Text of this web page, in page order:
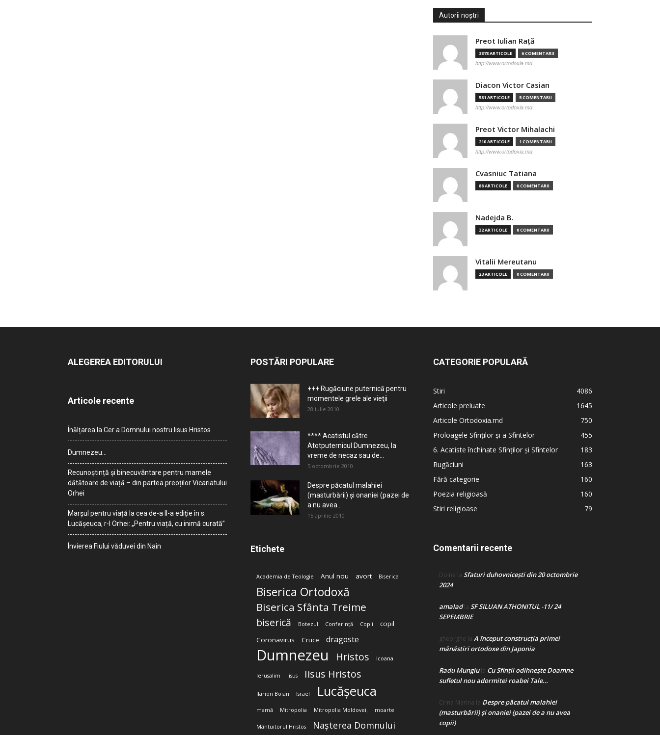
Autorii noștri
Preot Iulian Raţă
3878 ARTICOLE 6 COMENTARII
http://www.ortodoxia.md
Diacon Victor Casian
581 ARTICOLE 5 COMENTARII
http://www.ortodoxia.md
Preot Victor Mihalachi
210 ARTICOLE 1 COMENTARII
http://www.ortodoxia.md
Cvasniuc Tatiana
88 ARTICOLE 0 COMENTARII
Nadejda B.
32 ARTICOLE 0 COMENTARII
Vitalii Mereutanu
23 ARTICOLE 0 COMENTARII
ALEGEREA EDITORULUI
Articole recente
Înălțarea la Cer a Domnului nostru Iisus Hristos
Dumnezeu…
Recunoștință și binecuvântare pentru mamele
dătătoare de viață – din partea preoților Vicariatului
Orhei
Marșul pentru viață la cea de-a II-a ediție în s.
Lucășeuca, r-l Orhei: „Pentru viață, cu inimă curată”
Învierea Fiului văduvei din Nain
POSTĂRI POPULARE
+++ Rugăciune puternică pentru
momentele grele ale vieţii
28 iulie 2010
**** Acatistul către
Atotputernicul Dumnezeu, la
vreme de necaz sau de...
5 octombrie 2010
Despre păcatul malahiei
(masturbării) şi onaniei (pazei de
a nu avea...
15 aprilie 2010
Etichete
Academia de Teologie Anul nou avort Biserica
Biserica Ortodoxă
Biserica Sfânta Treime
biserică Botezul Conferință Copii
copil
Coronavirus
Cruce dragoste
Dumnezeu Hristos Icoana
Ierusalim Iisus Iisus Hristos
Ilarion Boian Israel Lucășeuca
mamă Mitropolia Mitropolia Moldovei; moarte
Mântuitorul Hristos Nașterea Domnului
CATEGORIE POPULARĂ
Stiri
4086
Articole preluate
1645
Articole Ortodoxia.md
750
Proloagele Sfinților și a Sfintelor
455
6. Acatiste închinate Sfinților și Sfintelor
183
Rugăciuni
163
Fără categorie
160
Poezia religioasă
160
Stiri religioase
79
Comentarii recente
Doina la Sfaturi duhovnicești din 20 octombrie
2024
amaladla SF SILUAN ATHONITUL -11/ 24
SEPEMBRIE
gheorghe la A început construcţia primei
mănăstiri ortodoxe din Japonia
Radu Mungiula Cu Sfinții odihnește Doamne
sufletul nou adormitei roabei Tale…
Crina Marina la Despre păcatul malahiei
(masturbării) şi onaniei (pazei de a nu avea
copii)